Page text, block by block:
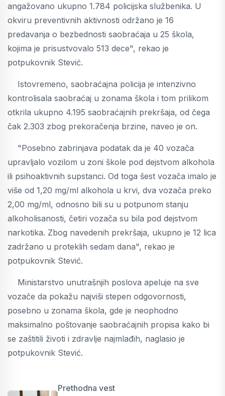
angažovano ukupno 1.784 policijska službenika. U
okviru preventivnih aktivnosti održano je 16
predavanja o bezbednosti saobraćaja u 25 škola,
kojima je prisustvovalo 513 dece", rekao je
potpukovnik Stević.
Istovremeno, saobraćajna policija je intenzivno
kontrolisala saobraćaj u zonama škola i tom prilikom
otkrila ukupno 4.195 saobraćajnih prekršaja, od čega
čak 2.303 zbog prekoračenja brzine, naveo je on.
"Posebno zabrinjava podatak da je 40 vozača
upravljalo vozilom u zoni škole pod dejstvom alkohola
ili psihoaktivnih supstanci. Od toga šest vozača imalo je
više od 1,20 mg/ml alkohola u krvi, dva vozača preko
2,00 mg/ml, odnosno bili su u potpunom stanju
alkoholisanosti, četiri vozača su bila pod dejstvom
narkotika. Zbog navedenih prekršaja, ukupno je 12 lica
zadržano u proteklih sedam dana", rekao je
potpukovnik Stević.
Ministarstvo unutrašnjih poslova apeluje na sve
vozače da pokažu najviši stepen odgovornosti,
posebno u zonama škola, gde je neophodno
maksimalno poštovanje saobraćajnih propisa kako bi
se zaštitili životi i zdravlje najmlađih, naglasio je
potpukovnik Stević.
Prethodna vest